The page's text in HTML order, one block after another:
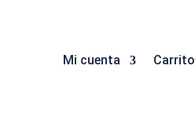
Mi cuenta Carrito